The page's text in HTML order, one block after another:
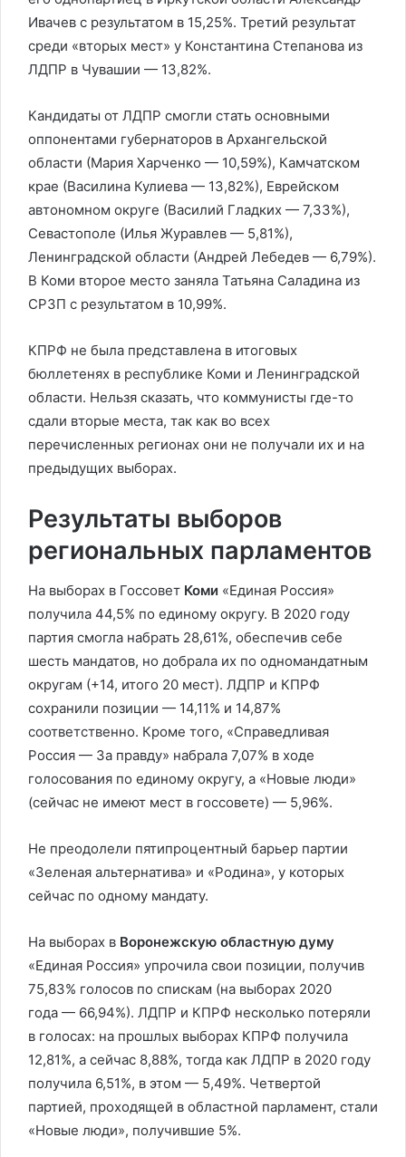
Ивачев с результатом в 15,25%. Третий результат
среди «вторых мест» у Константина Степанова из
ЛДПР в Чувашии — 13,82%.
Кандидаты от ЛДПР смогли стать основными
оппонентами губернаторов в Архангельской
области (Мария Харченко — 10,59%), Камчатском
крае (Василина Кулиева — 13,82%), Еврейском
автономном округе (Василий Гладких — 7,33%),
Севастополе (Илья Журавлев — 5,81%),
Ленинградской области (Андрей Лебедев — 6,79%).
В Коми второе место заняла Татьяна Саладина из
СРЗП с результатом в 10,99%.
КПРФ не была представлена в итоговых
бюллетенях в республике Коми и Ленинградской
области. Нельзя сказать, что коммунисты где-то
сдали вторые места, так как во всех
перечисленных регионах они не получали их и на
предыдущих выборах.
Результаты выборов
региональных парламентов
На выборах в Госсовет Коми «Единая Россия»
получила 44,5% по единому округу. В 2020 году
партия смогла набрать 28,61%, обеспечив себе
шесть мандатов, но добрала их по одномандатным
округам (+14, итого 20 мест). ЛДПР и КПРФ
сохранили позиции — 14,11% и 14,87%
соответственно. Кроме того, «Справедливая
Россия — За правду» набрала 7,07% в ходе
голосования по единому округу, а «Новые люди»
(сейчас не имеют мест в госсовете) — 5,96%.
Не преодолели пятипроцентный барьер партии
«Зеленая альтернатива» и «Родина», у которых
сейчас по одному мандату.
На выборах в Воронежскую областную думу
«Единая Россия» упрочила свои позиции, получив
75,83% голосов по спискам (на выборах 2020
года — 66,94%). ЛДПР и КПРФ несколько потеряли
в голосах: на прошлых выборах КПРФ получила
12,81%, а сейчас 8,88%, тогда как ЛДПР в 2020 году
получила 6,51%, в этом — 5,49%. Четвертой
партией, проходящей в областной парламент, стали
«Новые люди», получившие 5%.